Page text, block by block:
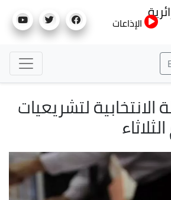
إلى
الإذاعات
لتشريعيات